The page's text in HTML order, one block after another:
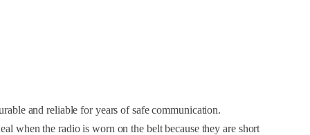
and reliable for years of safe communication.
when the radio is worn on the belt because they are short